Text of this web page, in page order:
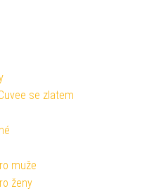
se zlatem
muže
ženy